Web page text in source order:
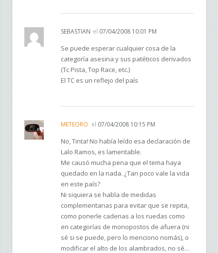
SEBASTIAN el 07/04/2008 10:01 PM
Se puede esperar cualquier cosa de la
categoría asesina y sus patéticos derivados
(Tc Pista, Top Race, etc.)
El TC es un reflejo del país
METEORO el 07/04/2008 10:15 PM
No, Tinta! No había leído esa declaración de
Lalo Ramos, es lamentable.
Me causó mucha pena que el tema haya
quedado en la nada. ¿Tan poco vale la vida
en este país?
Ni siquiera se habla de medidas
complementarias para evitar que se repita,
como ponerle cadenas a los ruedas como
en categorías de monopostos de afuera (ni
sé si se puede, pero lo menciono nomás), o
modificar el alto de los alambrados, no sé…